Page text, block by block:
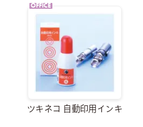
OFFICE
ツキネコ 自動印用インキ